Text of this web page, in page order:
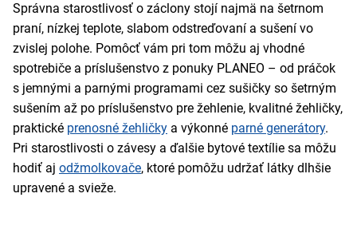
Správna starostlivosť o záclony stojí najmä na šetrnom
praní, nízkej teplote, slabom odstreďovaní a sušení vo
zvislej polohe. Pomôcť vám pri tom môžu aj vhodné
spotrebiče a príslušenstvo z ponuky PLANEO – od práčok
s jemnými a parnými programami cez sušičky so šetrným
sušením až po príslušenstvo pre žehlenie, kvalitné žehličky,
praktické prenosné žehličky a výkonné parné generátory.
Pri starostlivosti o závesy a ďalšie bytové textílie sa môžu
hodiť aj odžmolkovače, ktoré pomôžu udržať látky dlhšie
upravené a svieže.